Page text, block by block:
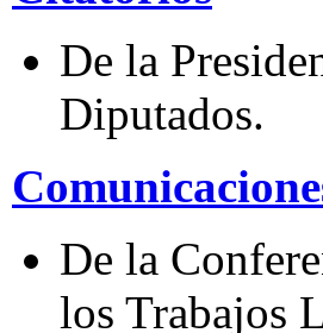
De la
Diputados.
De la
los Trabajos